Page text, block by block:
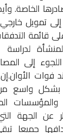
الخاصة.
تمويل
قائمة
لدراسة
إلى
فوات
بشكل واسع
والمؤسسات
عن الجهة
جميعا